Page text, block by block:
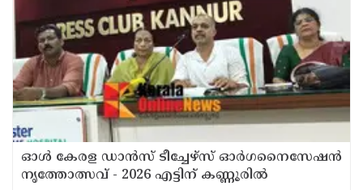
ഓൾ കേരള ഡാൻസ് ടീച്ചേഴ്സ് ഓർഗനൈസേഷൻ
നൃത്തോത്സവ് - 2026 എട്ടിന് കണ്ണൂരിൽ